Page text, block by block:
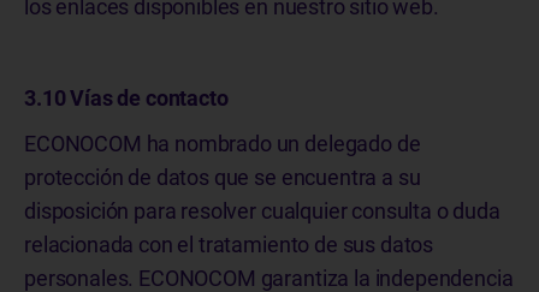
los enlaces disponibles en nuestro sitio web.
3.10 Vías de contacto
ECONOCOM ha nombrado un delegado de
protección de datos que se encuentra a su
disposición para resolver cualquier consulta o duda
relacionada con el tratamiento de sus datos
personales. ECONOCOM garantiza la independencia